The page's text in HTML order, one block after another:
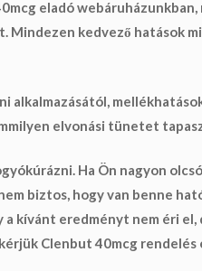
eladó
. Mindezen kedvező hatások
alkalmazásától,
elvonási tünetet
Ha Ön nagyon
biztos, hogy van benne
a kívánt eredményt nem éri el,
kérjük Clenbut 40mcg